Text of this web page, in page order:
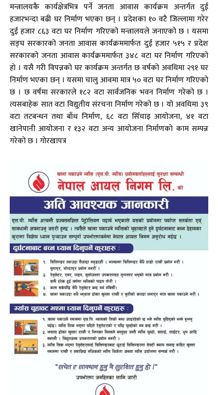
मन्त्रालयकै कार्यक्षेत्रभित्र पर्ने जनता आवास कार्यक्रम अन्तर्गत दुई
हजारभन्दा बढी घर निर्माण भएका छन् । प्रदेशका १० वटै जिल्लामा गरेर
दुई हजार ८६३ वटा घर निर्माण गरिएको मन्त्रालयले जनाएको छ । यसमा
सङ्घ सरकारको जनता आवास कार्यक्रममार्फत दुई हजार ५१५ र प्रदेश
सरकारको जनता आवास कार्यक्रममार्फत ३४८ वटा घर निर्माण गरिएको
हो । यसै गरी विपन्नको घर कार्यक्रम अन्तर्गत छ वर्षको अवधिमा २९१ घर
निर्माण भएका छन् । यसमा चालु आवमा मात्र ५० वटा घर निर्माण गरिएको
छ । छ वर्षमा सरकारले १८२ वटा सार्वजनिक भवन निर्माण गरेको छ ।
त्यसबाहेक सात वटा विद्युतीय संरचना निर्माण गरेको छ । यो अवधिमा ३९
वटा तटबन्धन तथा बाँध निर्माण, ६८ वटा सिँचाइ आयोजना, ४१ वटा
खानेपानी आयोजना र १३२ वटा अन्य आयोजना निर्माणको काम सम्पन्न
गरेको छ । गोरखापत्र